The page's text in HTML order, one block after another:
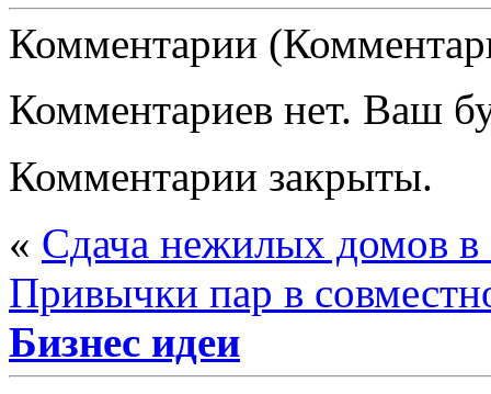
Комментарии
Комментариев нет. Ваш
Комментарии закрыты.
« Сдача нежилых домов в
Привычки пар в
Бизнес идеи